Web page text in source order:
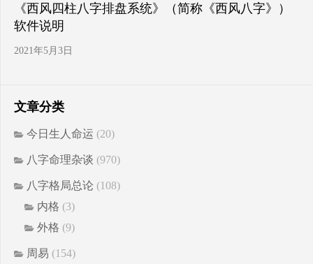
《西风四柱八字排盘系统》（简称《西风八字》）
软件说明
2021年5月3日
文章分类
今日生人命运 (20)
八字命理杂谈 (970)
八字格局总论 (108)
内格 (3)
外格 (9)
周易 (154)